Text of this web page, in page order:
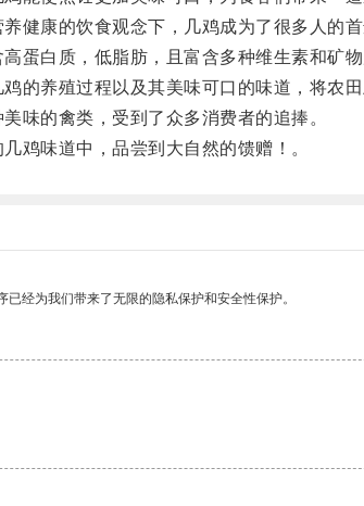
康的饮食观念下，几鸡成为了很多人的首
白质，低脂肪，且富含多种维生素和矿物
养殖过程以及其美味可口的味道，将农田
的禽类，受到了众多消费者的追捧。
味道中，品尝到大自然的馈赠！。
已经为我们带来了无限的隐私保护和安全性保护。